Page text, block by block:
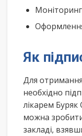
Як
Для
необхідно
лікарем
можна
закладі,